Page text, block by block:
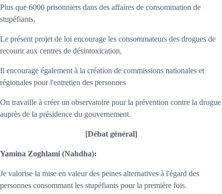
Plus que 6000 prisonniers dans des affaires de consommation de
stupéfiants,
Le présent projet de loi encourage les consommateurs des drogues de
recourir aux centres de désintoxication,
Il encourage également à la création de commissions nationales et
régionales pour l'entretien des personnes
On travaille à créer un observatoire pour la prévention contre la drogue
auprès de la présidence du gouvernement.
[Débat général]
Yamina Zoghlami(Nahdha):
Je valorise la mise en valeur des peines alternatives à l'égard des
personnes consommant les stupéfiants pour la première fois.